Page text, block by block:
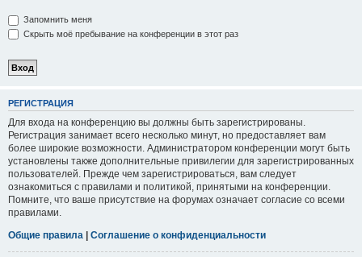
Запомнить меня
Скрыть моё пребывание на конференции в этот раз
РЕГИСТРАЦИЯ
Для входа на конференцию вы должны быть зарегистрированы.
Регистрация занимает всего несколько минут, но предоставляет вам
более широкие возможности. Администратором конференции могут быть
установлены также дополнительные привилегии для зарегистрированных
пользователей. Прежде чем зарегистрироваться, вам следует
ознакомиться с правилами и политикой, принятыми на конференции.
Помните, что ваше присутствие на форумах означает согласие со всеми
правилами.
Общие правила | Соглашение о конфиденциальности